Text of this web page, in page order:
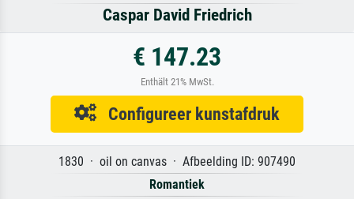
Caspar David Friedrich
€ 147.23
Enthält 21% MwSt.
Configureer kunstafdruk
1830 · oil on canvas · Afbeelding ID: 907490
Romantiek